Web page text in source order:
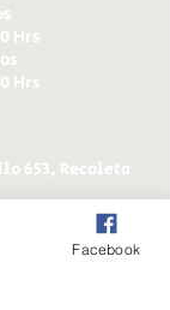
Hrs
Hrs
653, Recoleta
Facebook